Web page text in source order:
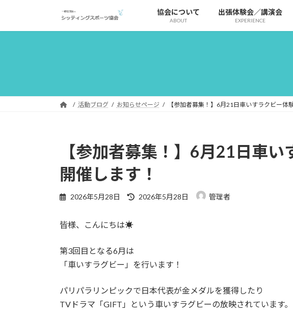
テ
ゲ
協会について
ABOUT
出張体験会／講演会
EXPERIENCE
活動ブログ お知らせページ 【参加者募集！】6月21日車いすラクビー体
【参加者募集！】6月21日車
開催します！
2026年5月28日
最
2026年5月28日 管理者
皆様、こんにちは☀
第3回目となる6月は
「車いすラグビー」を行います！
パリパラリンピックで日本代表が金メダルを獲得したり
TVドラマ「GIFT」という車いすラグビーの放映されています。